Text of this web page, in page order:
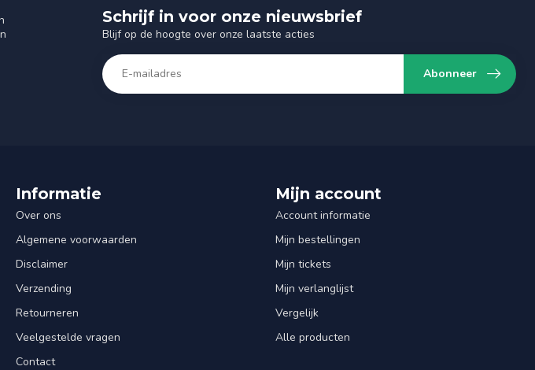
Schrijf in voor onze nieuwsbrief
Blijf op de hoogte over onze laatste acties
Abonneer
Informatie
Over ons
Algemene voorwaarden
Disclaimer
Verzending
Retourneren
Veelgestelde vragen
Contact
Mijn account
Account informatie
Mijn bestellingen
Mijn tickets
Mijn verlanglijst
Vergelijk
Alle producten